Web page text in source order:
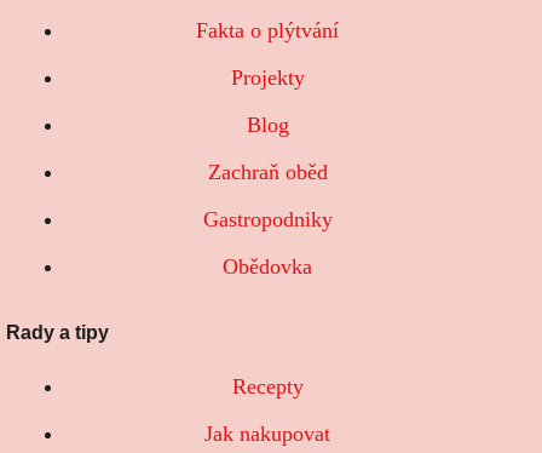
Fakta o plýtvání
Projekty
Blog
Zachraň oběd
Gastropodniky
Obědovka
Rady a tipy
Recepty
Jak nakupovat